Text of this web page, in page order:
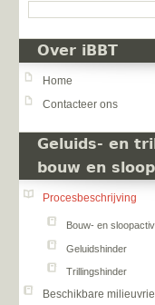
Over iBBT
Home
Contacteer ons
Geluids- en
bouw en
Procesbeschrijving
Bouw- en
Geluidshinder
Trillingshinder
Beschikbare